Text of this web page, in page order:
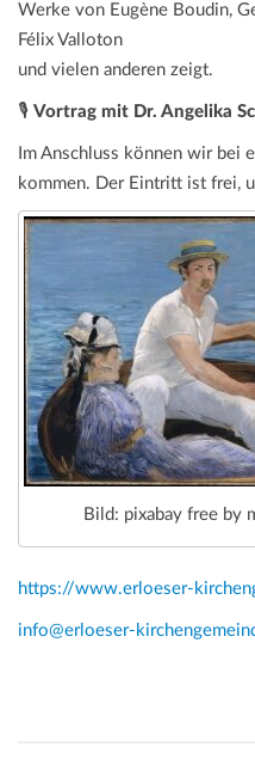
Werke von Eugène Boudin,
Félix Valloton
und vielen anderen zeigt.
🎙️ Vortrag mit Dr. Angelika
Im Anschluss können wir bei
kommen. Der Eintritt ist frei,
Bild: pixabay free by
https://www.erloeser-
info@erloeser-